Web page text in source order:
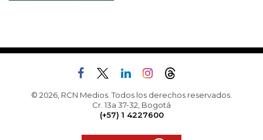
© 2026, RCN Medios. Todos los derechos reservados.
Cr. 13a 37-32, Bogotá
(+57) 1 4227600